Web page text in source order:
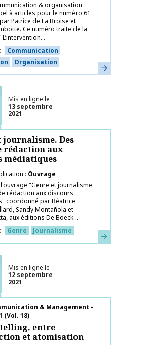
& organisation
à articles pour le numéro 61
Patrice de La Broise et
Ce numéro traite de la
Communication
Organisation En savoir plus
Mis en ligne le
13 septembre
2021
journalisme. Des
rédaction aux
médiatiques
Ouvrage
"Genre et journalisme.
rédaction aux discours
coordonné par Béatrice
Sandy Montañola et
aux éditions De Boeck...
Genre Journalisme En savoir plus
Mis en ligne le
12 septembre
2021
& Management -
(Vol. 18)
entre
et atomisation